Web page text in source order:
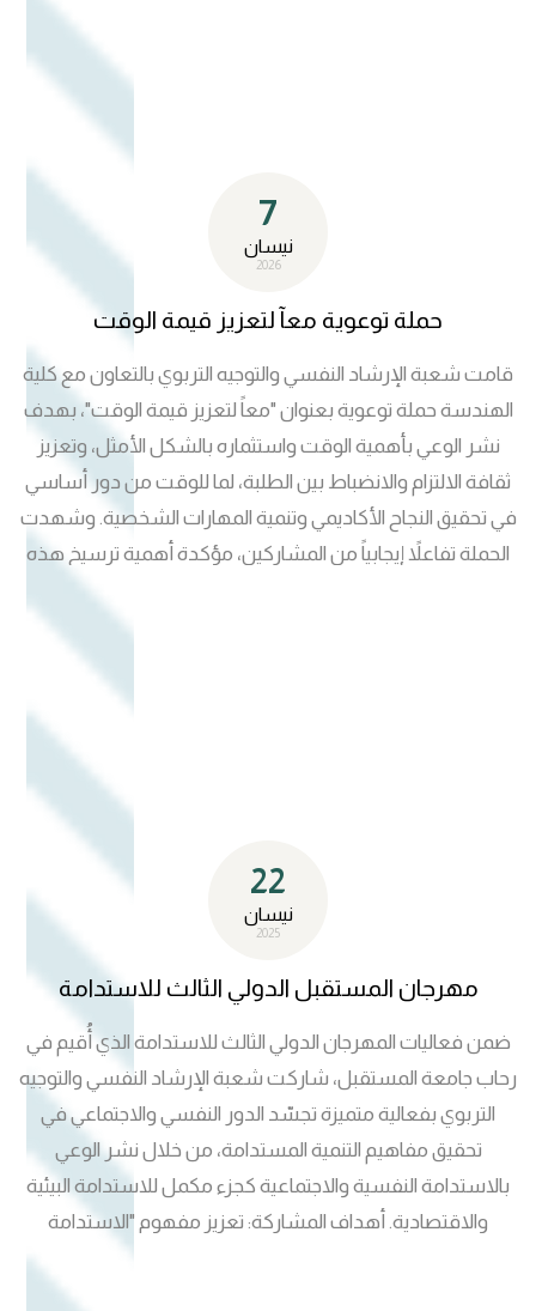
7
نيسان
2026
حملة توعوية معآ لتعزيز قيمة الوقت
قامت شعبة الإرشاد النفسي والتوجيه التربوي بالتعاون مع كلية
الهندسة حملة توعوية بعنوان "معاً لتعزيز قيمة الوقت"، بهدف
نشر الوعي بأهمية الوقت واستثماره بالشكل الأمثل، وتعزيز
ثقافة الالتزام والانضباط بين الطلبة، لما للوقت من دور أساسي
في تحقيق النجاح الأكاديمي وتنمية المهارات الشخصية. وشهدت
الحملة تفاعلاً إيجابياً من المشاركين، مؤكدة أهمية ترسيخ هذه
22
نيسان
2025
مهرجان المستقبل الدولي الثالث للاستدامة
ضمن فعاليات المهرجان الدولي الثالث للاستدامة الذي أُقيم في
رحاب جامعة المستقبل، شاركت شعبة الإرشاد النفسي والتوجيه
التربوي بفعالية متميزة تجسّد الدور النفسي والاجتماعي في
تحقيق مفاهيم التنمية المستدامة، من خلال نشر الوعي
بالاستدامة النفسية والاجتماعية كجزء مكمل للاستدامة البيئية
والاقتصادية. أهداف المشاركة: تعزيز مفهوم "الاستدامة
النفسية" كعنصر أساسي في التنمية البشرية. عرض برامج
الشعبة في مجال الدعم النفسي والتربوي. إبراز دور الإرشاد